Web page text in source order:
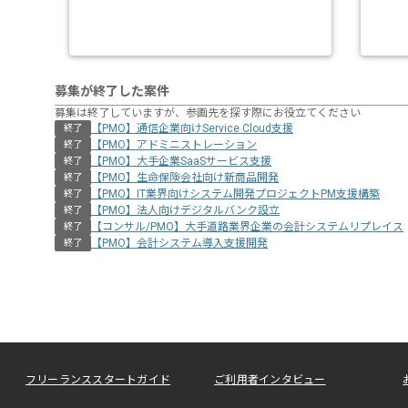
募集が終了した案件
募集は終了していますが、参画先を探す際にお役立てください
終了 【PMO】通信企業向けService Cloud支援
終了 【PMO】アドミニストレーション
終了 【PMO】大手企業SaaSサービス支援
終了 【PMO】生命保険会社向け新商品開発
終了 【PMO】IT業界向けシステム開発プロジェクトPM支援構築
終了 【PMO】法人向けデジタルバンク設立
終了 【コンサル/PMO】大手道路業界企業の会計システムリプレイス
終了 【PMO】会計システム導入支援開発
フリーランススタートガイド ご利用者インタビュー